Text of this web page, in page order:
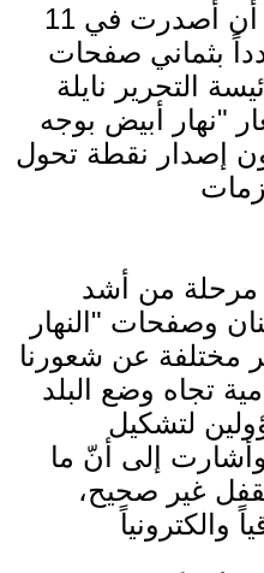
وسبق لصحيفة "النهار" أن أصدرت في 11
بثماني صفحات
التحرير نايلة
"نهار أبيض بوجه
إصدار نقطة تحول
مرحلة من أشد
وصفحات "النهار
مختلفة عن شعورنا
تجاه وضع البلد
لتشكيل
إلى أنّ ما
غير صحيح،